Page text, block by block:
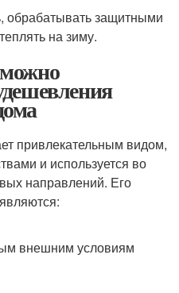
обрабатывать защитными
на зиму.
привлекательным видом,
и используется во
направлений. Его
внешним условиям